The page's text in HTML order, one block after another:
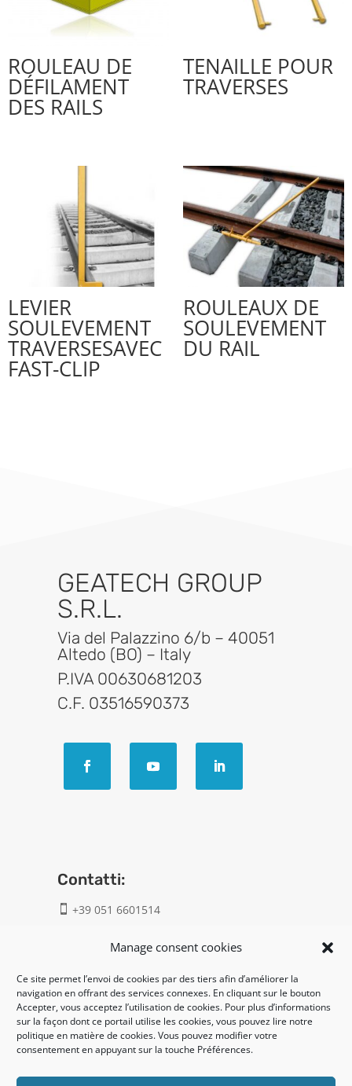
Manage consent cookies
Ce site permet l’envoi de cookies par des tiers afin d’améliorer la
navigation en offrant des services connexes. En cliquant sur le bouton
Accepter, vous acceptez l’utilisation de cookies. Pour plus d’informations
sur la façon dont ce portail utilise les cookies, vous pouvez lire notre
politique en matière de cookies. Vous pouvez modifier votre
consentement en appuyant sur la touche Préférences.
ROULEAU DE
DÉFILAMENT
DES RAILS
TENAILLE POUR
TRAVERSES
LEVIER
SOULEVEMENT
TRAVERSESAVEC
FAST-CLIP
ROULEAUX DE
SOULEVEMENT
DU RAIL
GEATECH GROUP
S.R.L.
Via del Palazzino 6/b – 40051
Altedo (BO) – Italy
P.IVA 00630681203
C.F. 03516590373
Contatti:
 +39 051 6601514
info@geatech.it
UNI EN ISO 9001: 2015
Legal:
Privacy policy